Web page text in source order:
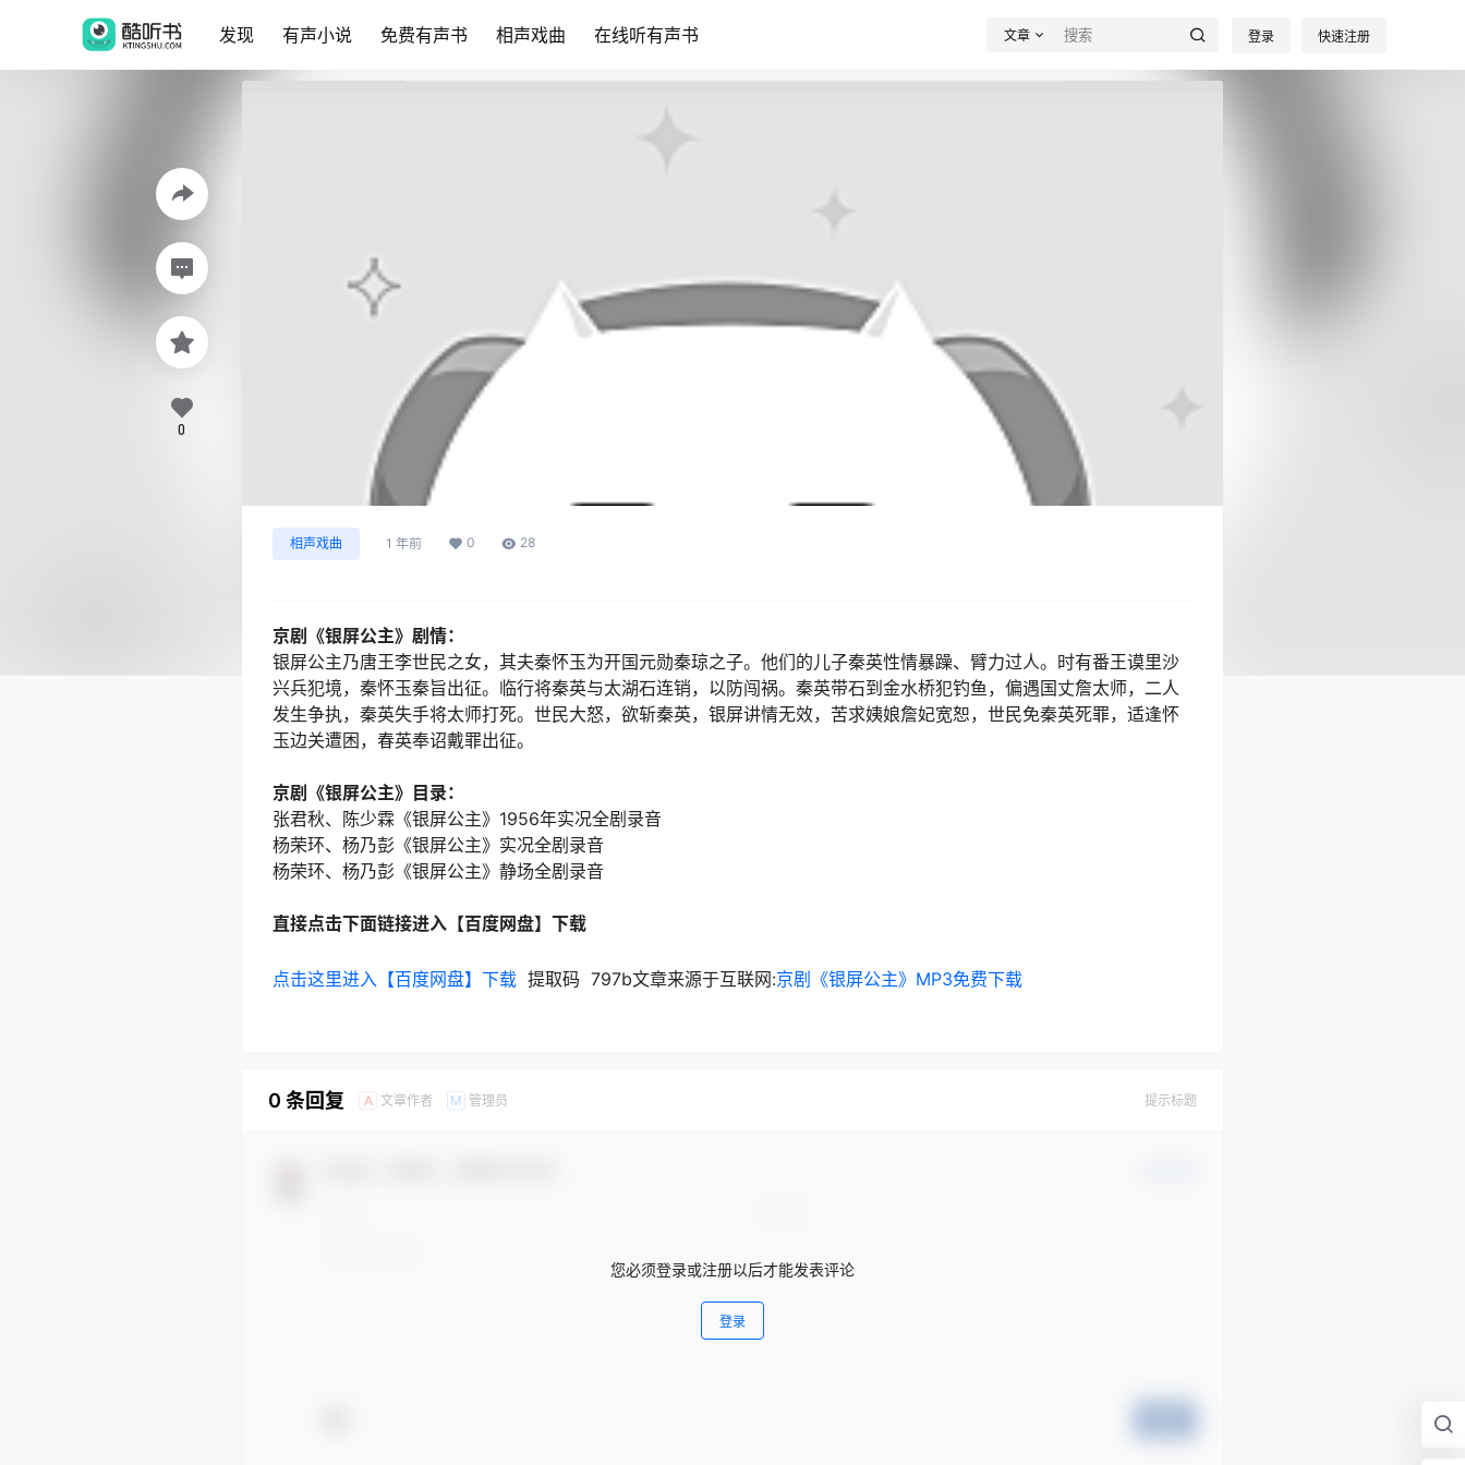
发现 有声小说 免费有声书 相声戏曲 在线听有声书 文章 登录 快速注册
相声戏曲 1 年前 0 28
京剧《银屏公主》剧情：
银屏公主乃唐王李世民之女，其夫秦怀玉为开国元勋秦琼之子。他们的儿子秦英性情暴躁、臂力过人。时有番王谟里沙
兴兵犯境，秦怀玉秦旨出征。临行将秦英与太湖石连销，以防闯祸。秦英带石到金水桥犯钓鱼，偏遇国丈詹太师，二人
发生争执，秦英失手将太师打死。世民大怒，欲斩秦英，银屏讲情无效，苦求姨娘詹妃宽恕，世民免秦英死罪，适逢怀
玉边关遭困，春英奉诏戴罪出征。
京剧《银屏公主》目录：
张君秋、陈少霖《银屏公主》1956年实况全剧录音
杨荣环、杨乃彭《银屏公主》实况全剧录音
杨荣环、杨乃彭《银屏公主》静场全剧录音
直接点击下面链接进入【百度网盘】下载
点击这里进入【百度网盘】下载 提取码 797b文章来源于互联网:京剧《银屏公主》MP3免费下载
0
0 条回复 A 文章作者 M 管理员 提示标题
您必须登录或注册以后才能发表评论
登录